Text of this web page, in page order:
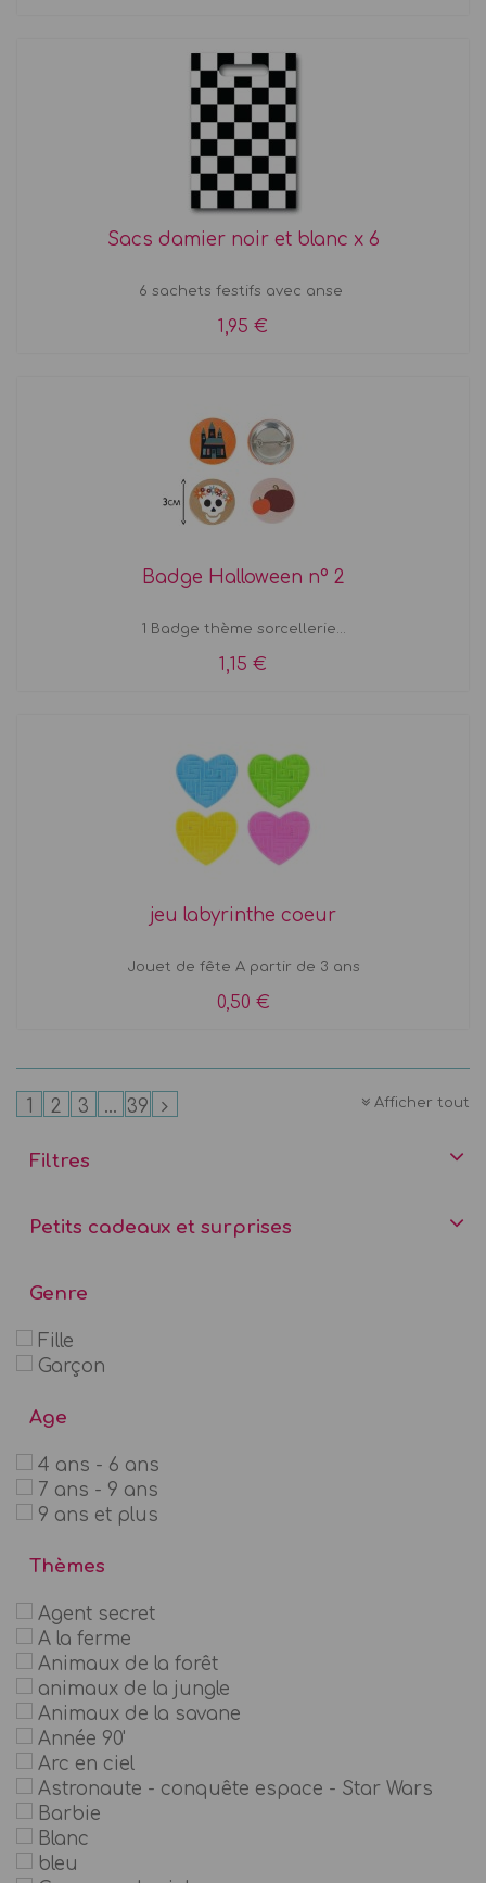
Sacs damier noir et blanc x 6
6 sachets festifs avec anse
1,95 €
Badge Halloween n° 2
1 Badge thème sorcellerie...
1,15 €
jeu labyrinthe coeur
Jouet de fête A partir de 3 ans
0,50 €
Afficher tout
1 2 3 ... 39
Filtres
Petits cadeaux et surprises
Genre
Fille
Garçon
Age
4 ans - 6 ans
7 ans - 9 ans
9 ans et plus
Thèmes
Agent secret
A la ferme
Animaux de la forêt
animaux de la jungle
Animaux de la savane
Année 90'
Arc en ciel
Astronaute - conquête espace - Star Wars
Barbie
Blanc
bleu